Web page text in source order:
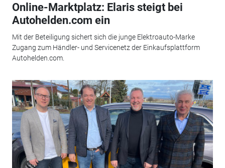
Online-Marktplatz: Elaris steigt bei
Autohelden.com ein
Mit der Beteiligung sichert sich die junge Elektroauto-Marke
Zugang zum Händler- und Servicenetz der Einkaufsplattform
Autohelden.com.